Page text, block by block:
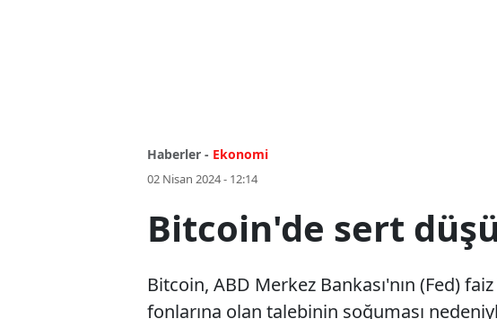
Haberler - Ekonomi
02 Nisan 2024 - 12:14
Bitcoin'de sert
Bitcoin, ABD Merkez Bankası'nın (Fed)
fonlarına olan talebinin soğuması